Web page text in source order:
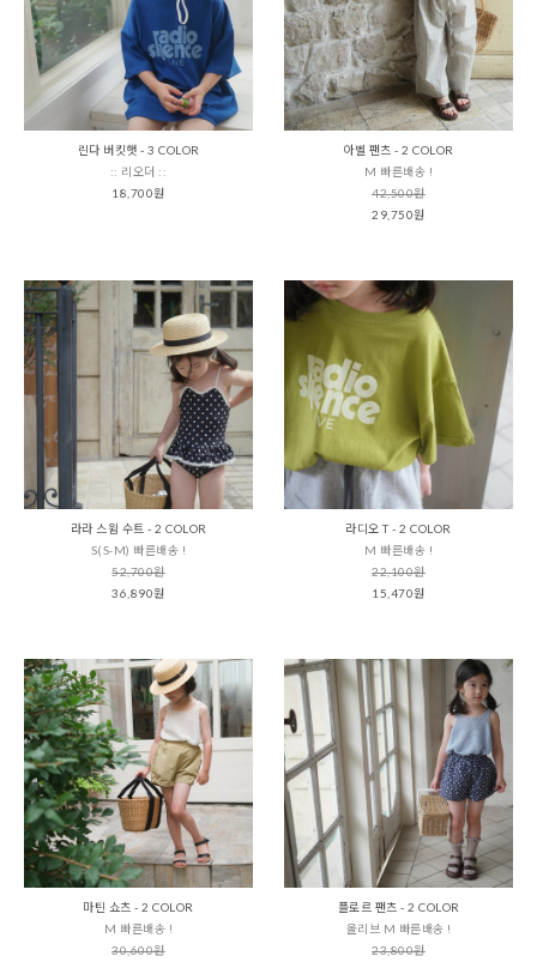
린다 버킷햇 - 3 COLOR
:: 리오더 ::
18,700원
아벨 팬츠 - 2 COLOR
M 빠른배송 !
42,500원
29,750원
라라 스윔 수트 - 2 COLOR
S(S-M) 빠른배송 !
52,700원
36,890원
라디오 T - 2 COLOR
M 빠른배송 !
22,100원
15,470원
마틴 쇼츠 - 2 COLOR
M 빠른배송 !
30,600원
플로르 팬츠 - 2 COLOR
올리브 M 빠른배송 !
23,800원